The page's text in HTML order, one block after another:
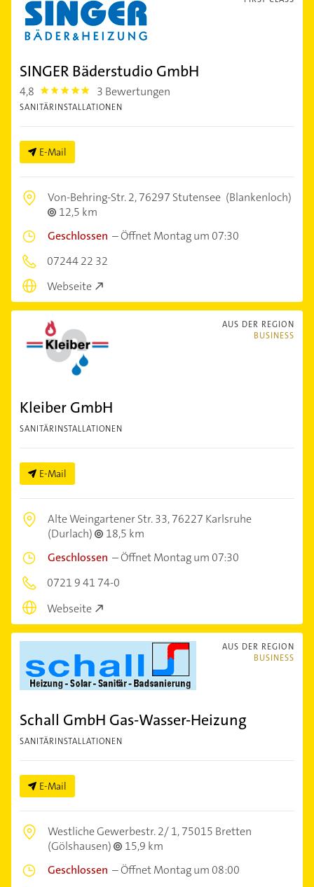
SINGER Bäderstudio GmbH
4,8 4.8 3 Bewertungen
SANITÄRINSTALLATIONEN
E-Mail
Von-Behring-Str. 2,76297 Stutensee (Blankenloch)
12,5 km
Geschlossen –Öffnet Montag um 07:30
07244 22 32
Webseite
AUS DER REGION
BUSINESS
Kleiber GmbH
SANITÄRINSTALLATIONEN
E-Mail
Alte Weingartener Str. 33,76227 Karlsruhe
(Durlach)
18,5 km
Geschlossen –Öffnet Montag um 07:30
0721 9 41 74-0
Webseite
AUS DER REGION
BUSINESS
Schall GmbH Gas-Wasser-Heizung
SANITÄRINSTALLATIONEN
E-Mail
Westliche Gewerbestr. 2/ 1,75015 Bretten
(Gölshausen)
15,9 km
Geschlossen –Öffnet Montag um 08:00